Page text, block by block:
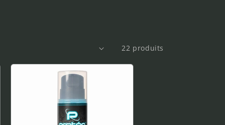
22 produits